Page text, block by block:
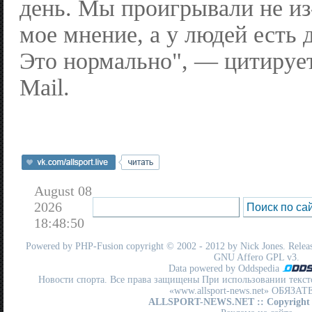
день. Мы проигрывали не
мое мнение, а у людей есть
Это нормально", —
Mail.
August 08
2026
18:48:50
Powered by PHP-Fusion copyright © 2002 - 2012 by Nick Jones.
GNU Affero GPL v3.
Data powered by Oddspedia
Новости спорта. Все права защищены При использовании
«www.allsport-news.net»
ALLSPORT-NEWS.NET :: Copyright